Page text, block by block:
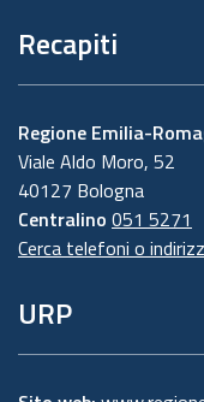
Recapiti
Regione Emilia-
Viale Aldo Moro, 52
40127 Bologna
Centralino 051 5271
Cerca telefoni o
URP